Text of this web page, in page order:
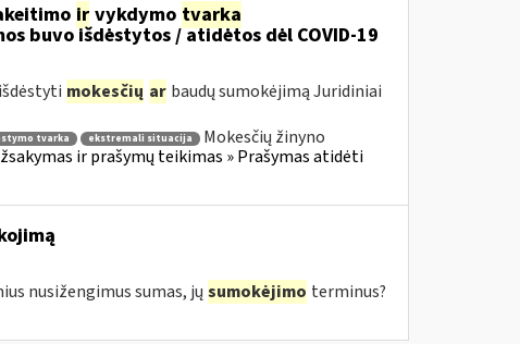
irvykdymo tvarka
buvo išdėstytos / atidėtos dėl COVID-19
mokesčių ar baudų sumokėjimą Juridiniai
tvarka ekstremali situacija
Mokesčių žinyno
ir prašymų teikimas » Prašymas atidėti
nusižengimus sumas, jų sumokėjimo terminus?